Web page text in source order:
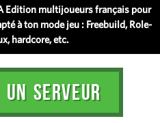
Edition multijoueurs français pour
à ton mode jeu : Freebuild, Role-
hardcore, etc.
SERVEUR